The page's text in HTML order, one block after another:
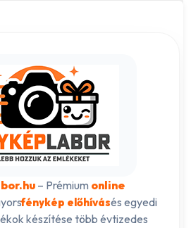
– Prémium online
fénykép előhívásés egyedi
készítése több évtizedes